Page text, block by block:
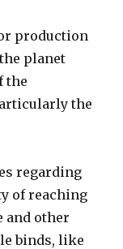
production
planet
the
the
regarding
of reaching
and other
binds, like